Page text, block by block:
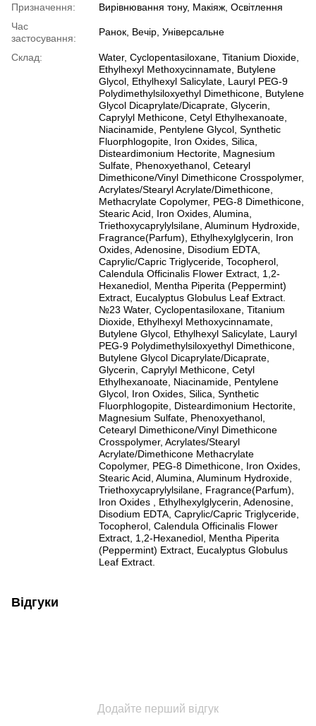
Призначення:
Вирівнювання тону, Макіяж, Освітлення
Час
застосування:
Ранок, Вечір, Універсальне
Склад:
Water, Cyclopentasiloxane, Titanium Dioxide,
Ethylhexyl Methoxycinnamate, Butylene
Glycol, Ethylhexyl Salicylate, Lauryl PEG-9
Polydimethylsiloxyethyl Dimethicone, Butylene
Glycol Dicaprylate/Dicaprate, Glycerin,
Caprylyl Methicone, Cetyl Ethylhexanoate,
Niacinamide, Pentylene Glycol, Synthetic
Fluorphlogopite, Iron Oxides, Silica,
Disteardimonium Hectorite, Magnesium
Sulfate, Phenoxyethanol, Cetearyl
Dimethicone/Vinyl Dimethicone Crosspolymer,
Acrylates/Stearyl Acrylate/Dimethicone,
Methacrylate Copolymer, PEG-8 Dimethicone,
Stearic Acid, Iron Oxides, Alumina,
Triethoxycaprylylsilane, Aluminum Hydroxide,
Fragrance(Parfum), Ethylhexylglycerin, Iron
Oxides, Adenosine, Disodium EDTA,
Caprylic/Capric Triglyceride, Tocopherol,
Calendula Officinalis Flower Extract, 1,2-
Hexanediol, Mentha Piperita (Peppermint)
Extract, Eucalyptus Globulus Leaf Extract.
№23 Water, Cyclopentasiloxane, Titanium
Dioxide, Ethylhexyl Methoxycinnamate,
Butylene Glycol, Ethylhexyl Salicylate, Lauryl
PEG-9 Polydimethylsiloxyethyl Dimethicone,
Butylene Glycol Dicaprylate/Dicaprate,
Glycerin, Caprylyl Methicone, Cetyl
Ethylhexanoate, Niacinamide, Pentylene
Glycol, Iron Oxides, Silica, Synthetic
Fluorphlogopite, Disteardimonium Hectorite,
Magnesium Sulfate, Phenoxyethanol,
Cetearyl Dimethicone/Vinyl Dimethicone
Crosspolymer, Acrylates/Stearyl
Acrylate/Dimethicone Methacrylate
Copolymer, PEG-8 Dimethicone, Iron Oxides,
Stearic Acid, Alumina, Aluminum Hydroxide,
Triethoxycaprylylsilane, Fragrance(Parfum),
Iron Oxides , Ethylhexylglycerin, Adenosine,
Disodium EDTA, Caprylic/Capric Triglyceride,
Tocopherol, Calendula Officinalis Flower
Extract, 1,2-Hexanediol, Mentha Piperita
(Peppermint) Extract, Eucalyptus Globulus
Leaf Extract.
Відгуки
Додайте перший відгук